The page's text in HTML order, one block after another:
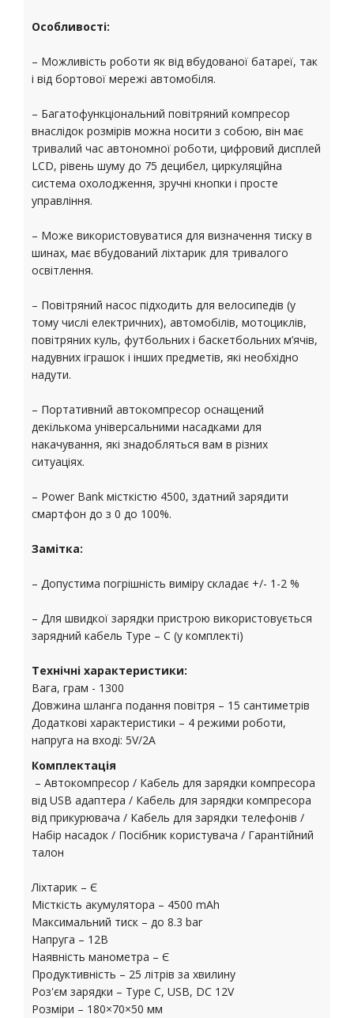
Особливості:
– Можливість роботи як від вбудованої батареї, так
і від бортової мережі автомобіля.
– Багатофункціональний повітряний компресор
внаслідок розмірів можна носити з собою, він має
тривалий час автономної роботи, цифровий дисплей
LCD, рівень шуму до 75 децибел, циркуляційна
система охолодження, зручні кнопки і просте
управління.
– Може використовуватися для визначення тиску в
шинах, має вбудований ліхтарик для тривалого
освітлення.
– Повітряний насос підходить для велосипедів (у
тому числі електричних), автомобілів, мотоциклів,
повітряних куль, футбольних і баскетбольних м’ячів,
надувних іграшок і інших предметів, які необхідно
надути.
– Портативний автокомпресор оснащений
декількома універсальними насадками для
накачування, які знадобляться вам в різних
ситуаціях.
– Power Bank місткістю 4500, здатний зарядити
смартфон до з 0 до 100%.
Замітка:
– Допустима погрішність виміру складає +/- 1-2 %
– Для швидкої зарядки пристрою використовується
зарядний кабель Type – C (у комплекті)
Технічні характеристики:
Вага, грам - 1300
Довжина шланга подання повітря – 15 сантиметрів
Додаткові характеристики – 4 режими роботи,
напруга на вході: 5V/2A
Комплектація
– Автокомпресор / Кабель для зарядки компресора
від USB адаптера / Кабель для зарядки компресора
від прикурювача / Кабель для зарядки телефонів /
Набір насадок / Посібник користувача / Гарантійний
талон
Ліхтарик – Є
Місткість акумулятора – 4500 mAh
Максимальний тиск – до 8.3 bar
Напруга – 12В
Наявність манометра – Є
Продуктивність – 25 літрів за хвилину
Роз'єм зарядки – Type C, USB, DC 12V
Розміри – 180×70×50 мм